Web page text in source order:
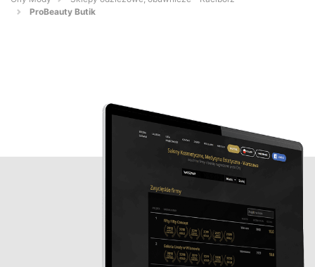
ProBeauty Butik